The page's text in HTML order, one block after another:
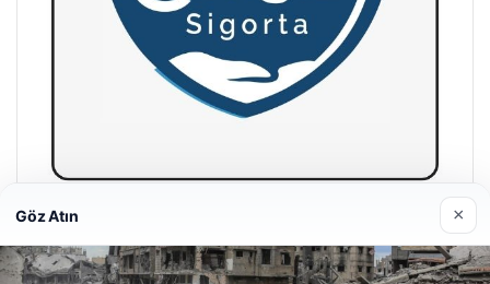
Hastaş Beton
26/05/2026
Göz Atın ×